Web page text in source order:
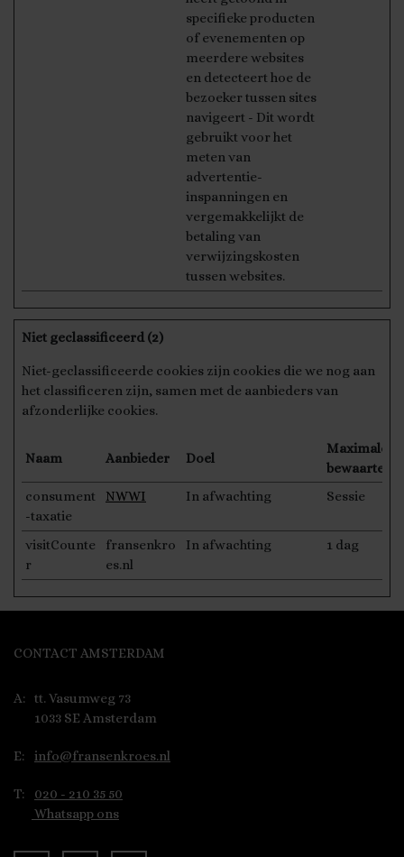
specifieke producten
of evenementen op
meerdere websites
en detecteert hoe de
bezoeker tussen sites
navigeert - Dit wordt
gebruikt voor het
meten van
advertentie-
inspanningen en
vergemakkelijkt de
betaling van
verwijzingskosten
tussen websites.
Niet geclassificeerd (2)
Niet-geclassificeerde cookies zijn cookies die we nog aan
het classificeren zijn, samen met de aanbieders van
afzonderlijke cookies.
Naam Aanbieder Doel
Maximale
consument
-taxatie
NWWI In afwachting Sessie
visitCounte
r
fransenkro
es.nl
In afwachting 1 dag
CONTACT AMSTERDAM
A:
tt. Vasumweg 73
1033 SE Amsterdam
E: info@fransenkroes.nl
T:
020 - 210 35 50
Whatsapp ons